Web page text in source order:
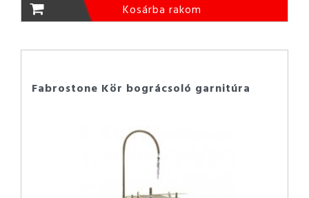
Kosárba rakom
Fabrostone Kör bográcsoló garnitúra